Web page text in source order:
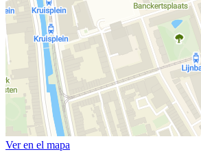
Ver en el mapa